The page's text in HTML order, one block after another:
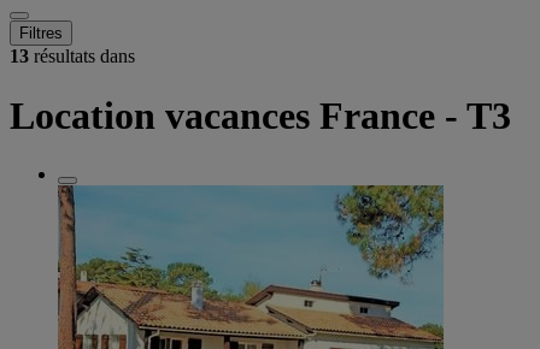
Filtres
13 résultats dans
Location vacances France - T3